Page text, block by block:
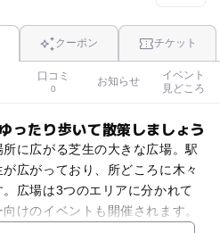
クーポン チケット
口コミ
0
お知らせ
イベント
見どころ
ったり歩いて散策しましょう
に広がる芝生の大きな広場。駅
広がっており、所どころに木々
広場は3つのエリアに分かれて
けのイベントも開催されます。